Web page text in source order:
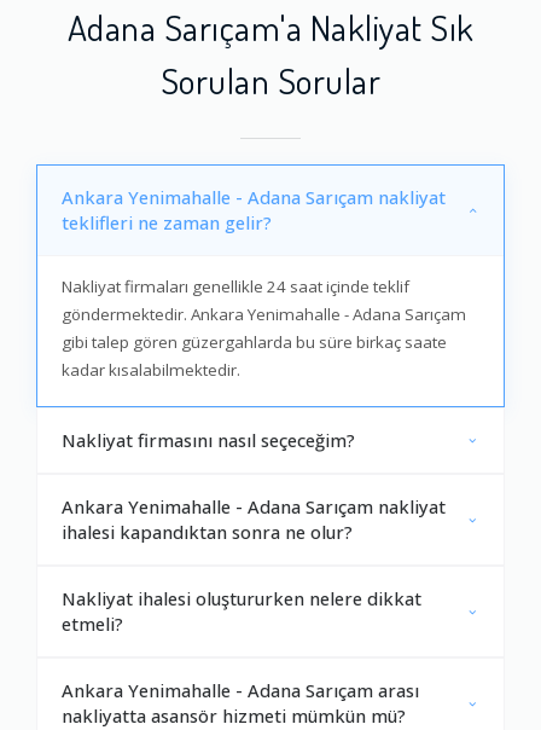
Adana Sarıçam'a Nakliyat Sık
Sorulan Sorular
Ankara Yenimahalle - Adana Sarıçam nakliyat
teklifleri ne zaman gelir?
Nakliyat firmaları genellikle 24 saat içinde teklif
göndermektedir. Ankara Yenimahalle - Adana Sarıçam
gibi talep gören güzergahlarda bu süre birkaç saate
kadar kısalabilmektedir.
Nakliyat firmasını nasıl seçeceğim?
Ankara Yenimahalle - Adana Sarıçam nakliyat
ihalesi kapandıktan sonra ne olur?
Nakliyat ihalesi oluştururken nelere dikkat
etmeli?
Ankara Yenimahalle - Adana Sarıçam arası
nakliyatta asansör hizmeti mümkün mü?